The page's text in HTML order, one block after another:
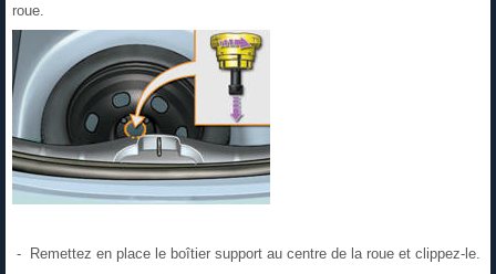
roue.
- Remettez en place le boîtier support au centre de la roue et clippez-le.